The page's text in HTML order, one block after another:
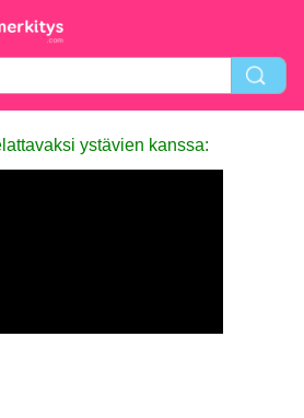
ystävien kanssa: